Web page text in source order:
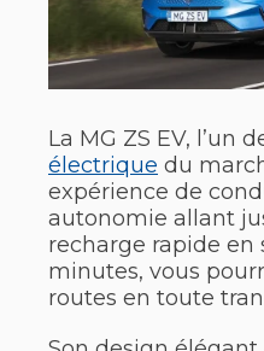
La MG ZS EV, l’un
électrique du
expérience de
autonomie allant
recharge rapide
minutes, vous
routes en toute